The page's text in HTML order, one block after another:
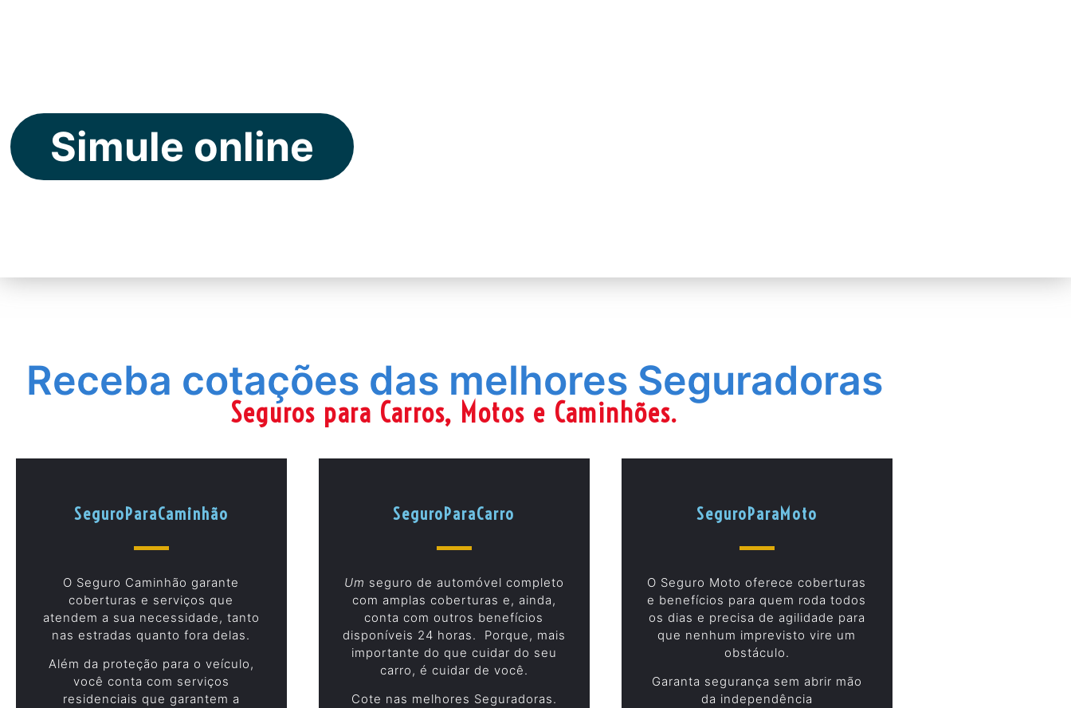
Simule online
Receba cotações das melhores Seguradoras
Seguros para Carros, Motos e Caminhões.
SeguroParaCaminhão
O Seguro Caminhão garante
coberturas e serviços que
atendem a sua necessidade, tanto
nas estradas quanto fora delas.
Além da proteção para o veículo,
você conta com serviços
residenciais que garantem a
SeguroParaCarro
Um seguro de automóvel completo
com amplas coberturas e, ainda,
conta com outros benefícios
disponíveis 24 horas. Porque, mais
importante do que cuidar do seu
carro, é cuidar de você.
Cote nas melhores Seguradoras.
SeguroParaMoto
O Seguro Moto oferece coberturas
e benefícios para quem roda todos
os dias e precisa de agilidade para
que nenhum imprevisto vire um
obstáculo.
Garanta segurança sem abrir mão
da independência